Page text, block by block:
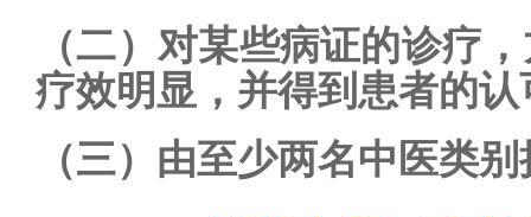
（二）对某些病证的诊疗
疗效明显，并得到患者的认
（三）由至少两名中医类